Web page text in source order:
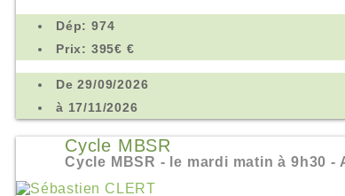
Dép: 974
Prix: 395€ €
De 29/09/2026
à 17/11/2026
Cycle MBSR
Cycle MBSR - le mardi matin à 9h30 -